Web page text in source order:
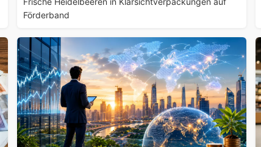
Förderband